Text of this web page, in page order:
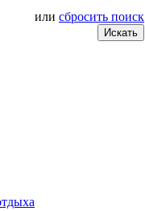
или сбросить поиск